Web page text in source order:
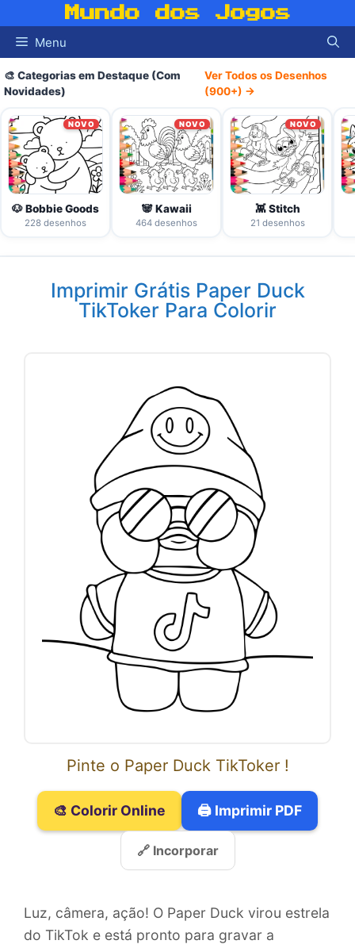
para
conteúdo
Mundo dos Jogos
Menu
🎨 Categorias em Destaque (Com
Novidades)
Ver Todos os Desenhos
(900+) →
NOVO
🐶 Bobbie Goods
228 desenhos
NOVO
🐼 Kawaii
464 desenhos
NOVO
👾 Stitch
21 desenhos
Imprimir Grátis Paper Duck
TikToker Para Colorir
Pinte o Paper Duck TikToker !
🎨 Colorir Online 🖨️ Imprimir PDF
🔗 Incorporar
Luz, câmera, ação! O Paper Duck virou estrela
do TikTok e está pronto para gravar a